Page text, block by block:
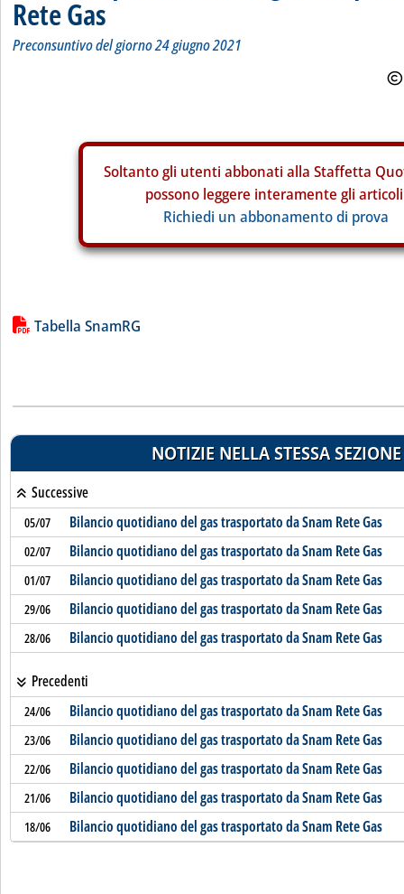
Rete Gas
Preconsuntivo del giorno 24 giugno 2021
Soltanto gli utenti abbonati alla Staffetta
possono leggere interamente gli
Richiedi un abbonamento di prova
Lista allegati PDF alla notizia
Tabella SnamRG
NOTIZIE NELLA STESSA SEZIONE
Successive
05/07 Bilancio quotidiano del gas trasportato da Snam Rete Gas
02/07 Bilancio quotidiano del gas trasportato da Snam Rete Gas
01/07 Bilancio quotidiano del gas trasportato da Snam Rete Gas
29/06 Bilancio quotidiano del gas trasportato da Snam Rete Gas
28/06 Bilancio quotidiano del gas trasportato da Snam Rete Gas
Precedenti
24/06 Bilancio quotidiano del gas trasportato da Snam Rete Gas
23/06 Bilancio quotidiano del gas trasportato da Snam Rete Gas
22/06 Bilancio quotidiano del gas trasportato da Snam Rete Gas
21/06 Bilancio quotidiano del gas trasportato da Snam Rete Gas
18/06 Bilancio quotidiano del gas trasportato da Snam Rete Gas